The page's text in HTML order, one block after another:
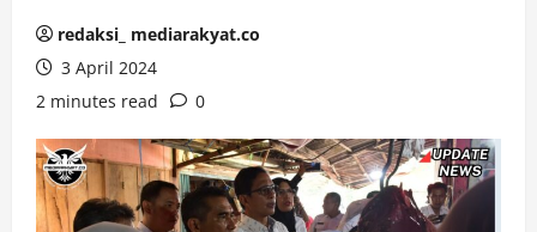
redaksi_ mediarakyat.co
3 April 2024
2 minutes read
0